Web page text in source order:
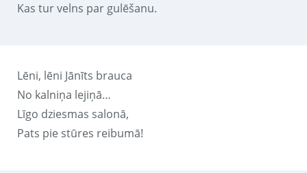
Kas tur velns par gulēšanu.
Lēni, lēni Jānīts brauca
No kalniņa lejiņā…
Līgo dziesmas salonā,
Pats pie stūres reibumā!